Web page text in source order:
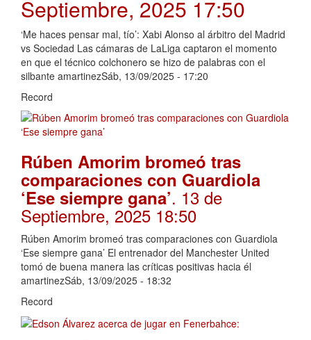
Septiembre, 2025 17:50
‘Me haces pensar mal, tío’: Xabi Alonso al árbitro del Madrid
vs Sociedad Las cámaras de LaLiga captaron el momento
en que el técnico colchonero se hizo de palabras con el
silbante amartinezSáb, 13/09/2025 - 17:20
Record
Rúben Amorim bromeó tras
comparaciones con Guardiola
‘Ese siempre gana’. 13 de
Septiembre, 2025 18:50
Rúben Amorim bromeó tras comparaciones con Guardiola
‘Ese siempre gana’ El entrenador del Manchester United
tomó de buena manera las críticas positivas hacia él
amartinezSáb, 13/09/2025 - 18:32
Record